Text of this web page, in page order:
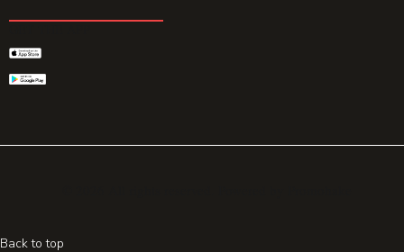
Back to top